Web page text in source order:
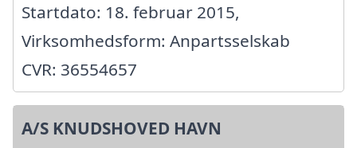
Startdato: 18. februar 2015,
Virksomhedsform: Anpartsselskab
CVR: 36554657
A/S KNUDSHOVED HAVN